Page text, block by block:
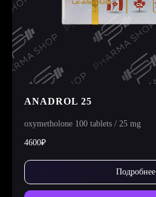
ANADROL 25
oxymetholone 100 tablets / 25 mg
4600₽
Подробнее